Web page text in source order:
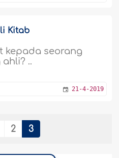
Kitab
kepada seorang
..
21-4-2019
2 3